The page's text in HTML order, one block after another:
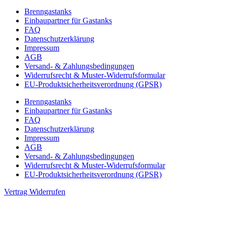
Brenngastanks
Einbaupartner für Gastanks
FAQ
Datenschutzerklärung
Impressum
AGB
Versand- & Zahlungsbedingungen
Widerrufsrecht & Muster-Widerrufsformular
EU-Produktsicherheitsverordnung (GPSR)
Brenngastanks
Einbaupartner für Gastanks
FAQ
Datenschutzerklärung
Impressum
AGB
Versand- & Zahlungsbedingungen
Widerrufsrecht & Muster-Widerrufsformular
EU-Produktsicherheitsverordnung (GPSR)
Vertrag Widerrufen